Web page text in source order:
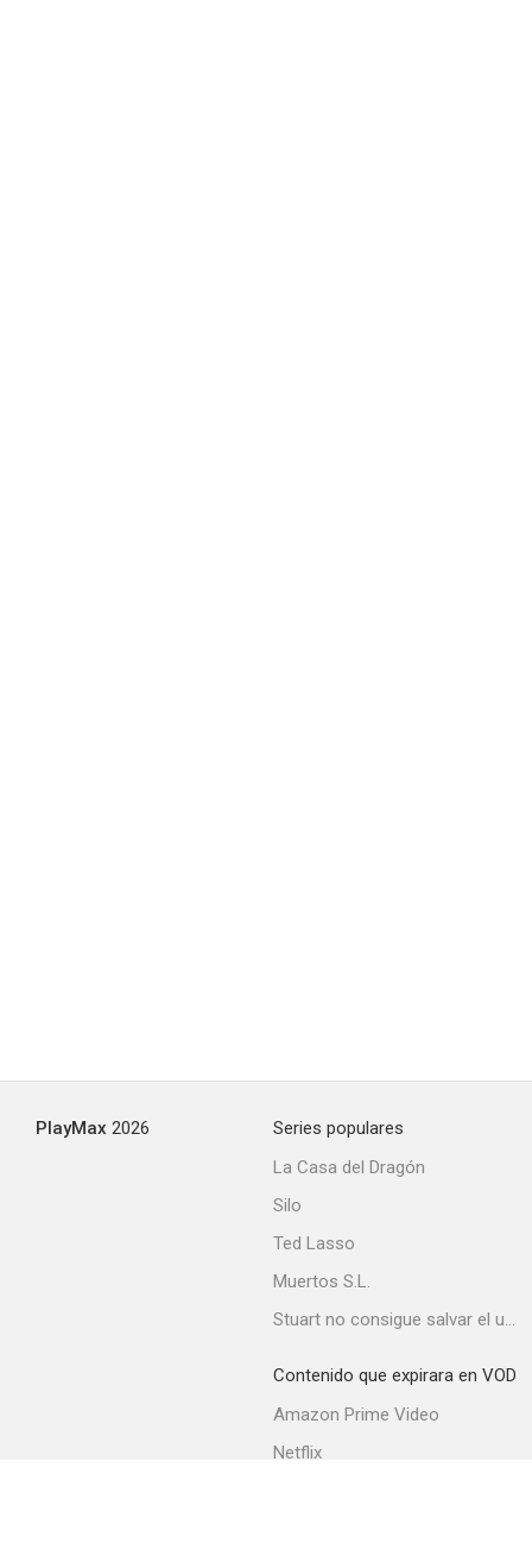
PlayMax 2026
Series populares
La Casa del Dragón
Silo
Ted Lasso
Muertos S.L.
Stuart no consigue salvar el universo
Contenido que expirara en VOD
Amazon Prime Video
Netflix